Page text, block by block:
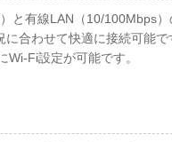
と有線LAN（10/100Mbps
に合わせて快適に接続可能で
Wi-Fi設定が可能です。